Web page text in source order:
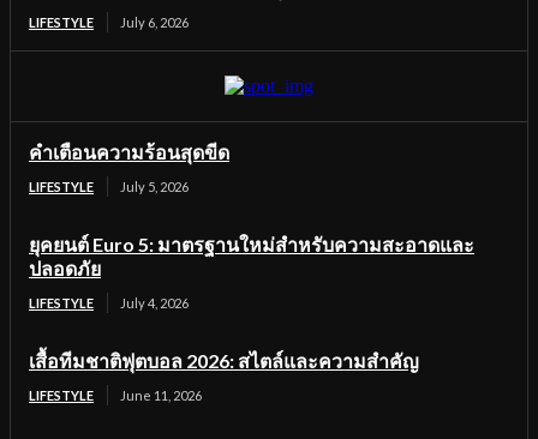
LIFESTYLE July 6, 2026
คำเตือนความร้อนสุดขีด
LIFESTYLE July 5, 2026
ยุคยนต์ Euro 5: มาตรฐานใหม่สำหรับความสะอาดและ
ปลอดภัย
LIFESTYLE July 4, 2026
เสื้อทีมชาติฟุตบอล 2026: สไตล์และความสำคัญ
LIFESTYLE June 11, 2026